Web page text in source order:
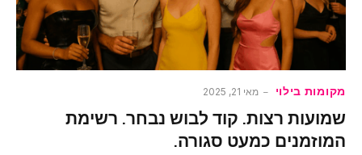
מקומות בילוי מאי 21, 2025
שמועות רצות. קוד לבוש נבחר. רשימת
המוזמנים כמעט סגורה.